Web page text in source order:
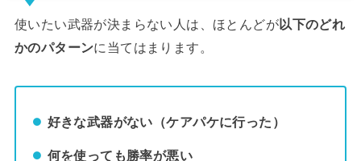
使いたい武器が決まらない人は、ほとんどが以下のどれ
かのパターンに当てはまります。
好きな武器がない（ケアパケに行った）
何を使っても勝率が悪い